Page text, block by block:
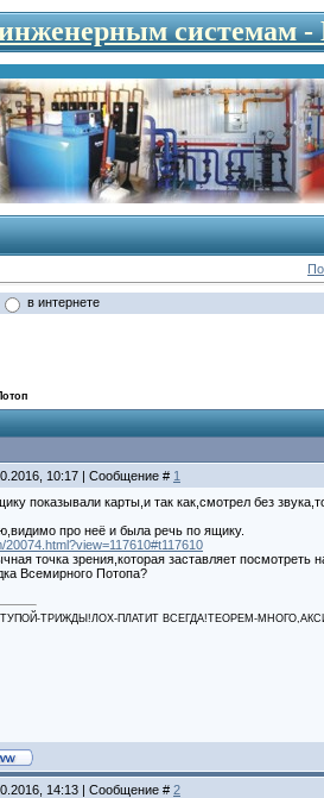
инженерным
в интернете
10:17 | Сообщение # 1
показывали карты,и так как,смотрел без
про неё и была речь по ящику.
точка зрения,которая заставляет посмотреть
Всемирного Потопа?
ТРИЖДЫ!ЛОХ-ПЛАТИТ ВСЕГДА!ТЕОРЕМ-
14:13 | Сообщение # 2